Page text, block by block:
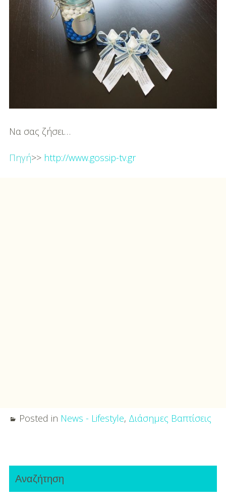
Να σας ζήσει…
Πηγή>> http://www.gossip-tv.gr
Posted in News - Lifestyle, Διάσημες Βαπτίσεις
navigation
Primary
Sidebar
Αναζήτηση